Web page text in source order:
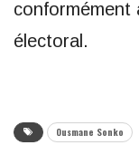
conformément
électoral.
Ousmane Sonko